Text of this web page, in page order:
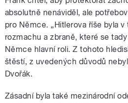
absolutně nenáviděl, ale
pro Němce. „Hitlerova říše byla
rozmachu a zbraně, které se
Němce hlavní roli. Z tohoto
štěstí, z uvedených důvodů
Dvořák.
Zásadní byla také mezinárodní